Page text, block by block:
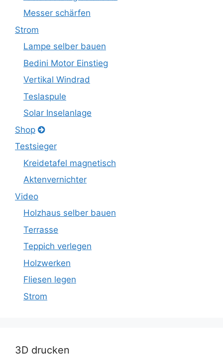
Messer schärfen
Strom
Lampe selber bauen
Bedini Motor Einstieg
Vertikal Windrad
Teslaspule
Solar Inselanlage
Shop
Testsieger
Kreidetafel magnetisch
Aktenvernichter
Video
Holzhaus selber bauen
Terrasse
Teppich verlegen
Holzwerken
Fliesen legen
Strom
3D drucken